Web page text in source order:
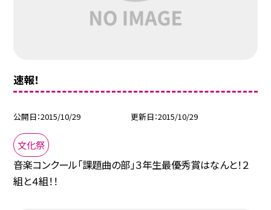
速報！
公開日 2015/10/29 更新日 2015/10/29
文化祭
音楽コンクール「課題曲の部」３年生最優秀賞はなんと！２
組と４組！！